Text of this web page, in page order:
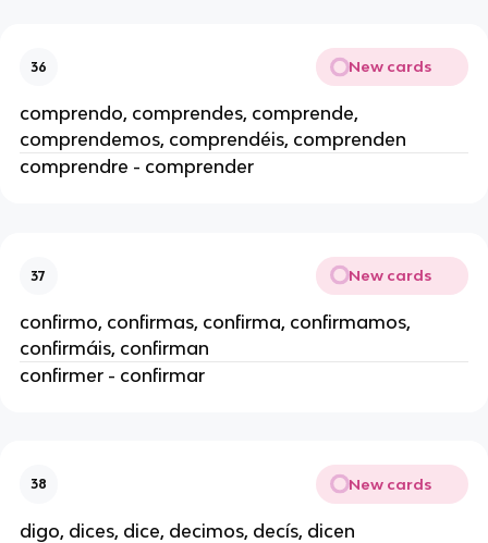
36 New cards
comprendo, comprendes, comprende,
comprendemos, comprendéis, comprenden
comprendre - comprender
37 New cards
confirmo, confirmas, confirma, confirmamos,
confirmáis, confirman
confirmer - confirmar
38 New cards
digo, dices, dice, decimos, decís, dicen